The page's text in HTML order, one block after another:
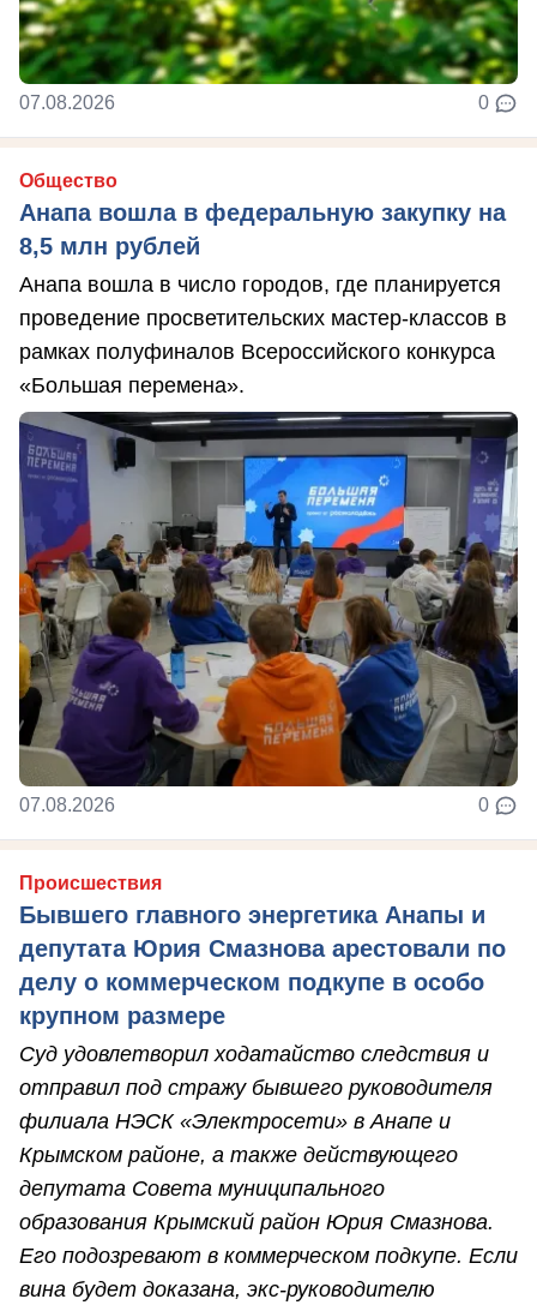
07.08.2026 0
Общество
Анапа вошла в федеральную закупку на
8,5 млн рублей
Анапа вошла в число городов, где планируется
проведение просветительских мастер-классов в
рамках полуфиналов Всероссийского конкурса
«Большая перемена».
07.08.2026 0
Происшествия
Бывшего главного энергетика Анапы и
депутата Юрия Смазнова арестовали по
делу о коммерческом подкупе в особо
крупном размере
Суд удовлетворил ходатайство следствия и
отправил под стражу бывшего руководителя
филиала НЭСК «Электросети» в Анапе и
Крымском районе, а также действующего
депутата Совета муниципального
образования Крымский район Юрия Смазнова.
Его подозревают в коммерческом подкупе. Если
вина будет доказана, экс-руководителю